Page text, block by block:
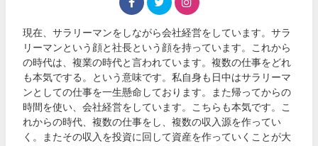
現在、サラリーマンをしながら会社経営をしています。サラ
リーマンという顔と社長という顔を持っています。これから
の時代は、複業の時代と言われています。複数の仕事をどれ
も本気でする。という意味です。私自身も日中はサラリーマ
ンとしての仕事を一生懸命しております。また帰ってからの
時間を使い、会社経営をしています。こちらも本気です。こ
れからの時代、複数の仕事をし、複数の収入源を作ってい
く。またその収入を投資に回して資産を作っていくことが大